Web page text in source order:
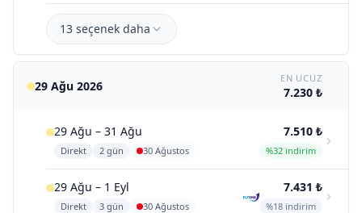
13 seçenek daha
29 Ağu 2026
EN UCUZ
7.230 ₺
29 Ağu – 31 Ağu
Direkt 2 gün 30 Ağustos
7.510 ₺
%32 indirim
29 Ağu – 1 Eyl
Direkt 3 gün 30 Ağustos
7.431 ₺
%18 indirim